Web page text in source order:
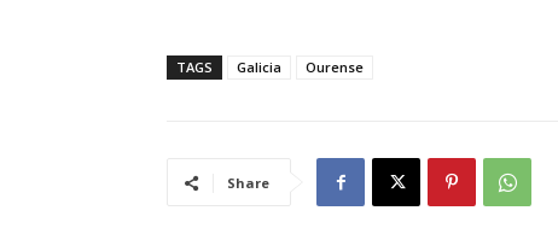
TAGS Galicia Ourense
Share